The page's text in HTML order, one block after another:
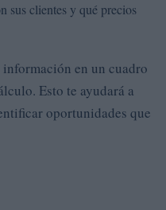
sus clientes y qué precios
en un cuadro
Esto te ayudará a
oportunidades que